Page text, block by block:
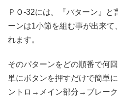
ＰＯ-32には。『パターン』と
ーンは1小節を組む事が出来
れます。
そのパターンをどの順番で何
単にボタンを押すだけで簡単
ントロ→メイン部分→ブレーク